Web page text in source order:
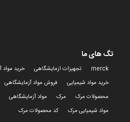
تگ های ما
merck تجهیزات ازمایشگاهی
خرید
خرید مواد شیمیایی
فروش مواد آزمایشگاهی
محصولات مرک
مرک مواد آزمایشگاهی
مواد شیمیایی مرک
کد محصولات مرک